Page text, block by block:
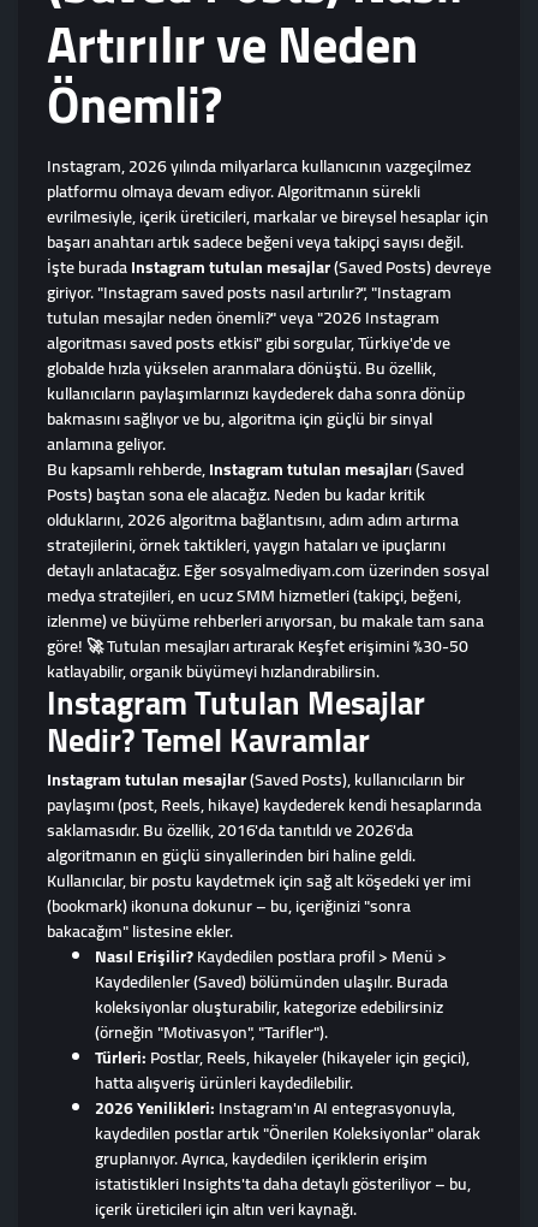
Artırılır ve Neden
Önemli?
Instagram, 2026 yılında milyarlarca kullanıcının vazgeçilmez
platformu olmaya devam ediyor. Algoritmanın sürekli
evrilmesiyle, içerik üreticileri, markalar ve bireysel hesaplar için
başarı anahtarı artık sadece beğeni veya takipçi sayısı değil.
İşte buradaInstagram tutulan mesajlar(Saved Posts) devreye
giriyor. "Instagram saved posts nasıl artırılır?", "Instagram
tutulan mesajlar neden önemli?" veya "2026 Instagram
algoritması saved posts etkisi" gibi sorgular, Türkiye'de ve
globalde hızla yükselen aranmalara dönüştü. Bu özellik,
kullanıcıların paylaşımlarınızı kaydederek daha sonra dönüp
bakmasını sağlıyor ve bu, algoritma için güçlü bir sinyal
anlamına geliyor.
Bu kapsamlı rehberde,Instagram tutulan mesajları (Saved
Posts) baştan sona ele alacağız. Neden bu kadar kritik
olduklarını, 2026 algoritma bağlantısını, adım adım artırma
stratejilerini, örnek taktikleri, yaygın hataları ve ipuçlarını
detaylı anlatacağız. Eğer sosyalmediyam.com üzerinden sosyal
medya stratejileri, en ucuz SMM hizmetleri (takipçi, beğeni,
izlenme) ve büyüme rehberleri arıyorsan, bu makale tam sana
göre! 🚀 Tutulan mesajları artırarak Keşfet erişimini %30-50
katlayabilir, organik büyümeyi hızlandırabilirsin.
Instagram Tutulan Mesajlar
Nedir? Temel Kavramlar
Instagram tutulan mesajlar(Saved Posts), kullanıcıların bir
paylaşımı (post, Reels, hikaye) kaydederek kendi hesaplarında
saklamasıdır. Bu özellik, 2016'da tanıtıldı ve 2026'da
algoritmanın en güçlü sinyallerinden biri haline geldi.
Kullanıcılar, bir postu kaydetmek için sağ alt köşedeki yer imi
(bookmark) ikonuna dokunur – bu, içeriğinizi "sonra
bakacağım" listesine ekler.
Nasıl Erişilir?Kaydedilen postlara profil > Menü >
Kaydedilenler (Saved) bölümünden ulaşılır. Burada
koleksiyonlar oluşturabilir, kategorize edebilirsiniz
(örneğin "Motivasyon", "Tarifler").
Türleri:Postlar, Reels, hikayeler (hikayeler için geçici),
hatta alışveriş ürünleri kaydedilebilir.
2026 Yenilikleri:Instagram'ın AI entegrasyonuyla,
kaydedilen postlar artık "Önerilen Koleksiyonlar" olarak
gruplanıyor. Ayrıca, kaydedilen içeriklerin erişim
istatistikleri Insights'ta daha detaylı gösteriliyor – bu,
içerik üreticileri için altın veri kaynağı.